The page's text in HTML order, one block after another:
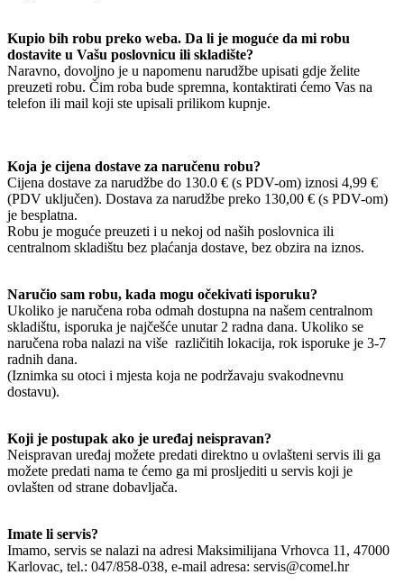
Kupio bih robu preko weba. Da li je moguće da mi robu
dostavite u Vašu poslovnicu ili skladište?
Naravno, dovoljno je u napomenu narudžbe upisati gdje želite
preuzeti robu. Čim roba bude spremna, kontaktirati ćemo Vas na
telefon ili mail koji ste upisali prilikom kupnje.
Koja je cijena dostave za naručenu robu?
Cijena dostave za narudžbe do 130.0 € (s PDV-om) iznosi 4,99 €
(PDV uključen). Dostava za narudžbe preko 130,00 € (s PDV-om)
je besplatna.
Robu je moguće preuzeti i u nekoj od naših poslovnica ili
centralnom skladištu bez plaćanja dostave, bez obzira na iznos.
Naručio sam robu, kada mogu očekivati isporuku?
Ukoliko je naručena roba odmah dostupna na našem centralnom
skladištu, isporuka je najčešće unutar 2 radna dana. Ukoliko se
naručena roba nalazi na više različitih lokacija, rok isporuke je 3-7
radnih dana.
(Iznimka su otoci i mjesta koja ne podržavaju svakodnevnu
dostavu).
Koji je postupak ako je uređaj neispravan?
Neispravan uređaj možete predati direktno u ovlašteni servis ili ga
možete predati nama te ćemo ga mi prosljediti u servis koji je
ovlašten od strane dobavljača.
Imate li servis?
Imamo, servis se nalazi na adresi Maksimilijana Vrhovca 11, 47000
Karlovac, tel.: 047/858-038, e-mail adresa: servis@comel.hr